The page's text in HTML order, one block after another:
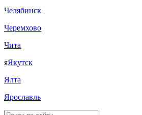
Челябинск
Черемхово
Чита
яЯкутск
Ялта
Ярославль